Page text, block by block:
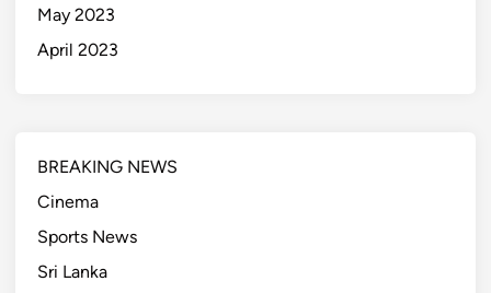
May 2023
April 2023
BREAKING NEWS
Cinema
Sports News
Sri Lanka